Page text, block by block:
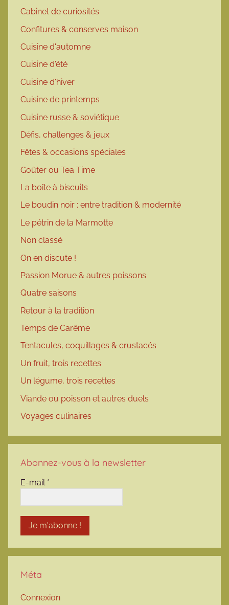
Cabinet de curiosités
Confitures & conserves maison
Cuisine d'automne
Cuisine d'été
Cuisine d'hiver
Cuisine de printemps
Cuisine russe & soviétique
Défis, challenges & jeux
Fêtes & occasions spéciales
Goûter ou Tea Time
La boîte à biscuits
Le boudin noir : entre tradition & modernité
Le pétrin de la Marmotte
Non classé
On en discute !
Passion Morue & autres poissons
Quatre saisons
Retour à la tradition
Temps de Carême
Tentacules, coquillages & crustacés
Un fruit, trois recettes
Un légume, trois recettes
Viande ou poisson et autres duels
Voyages culinaires
Abonnez-vous à la newsletter
E-mail *
Méta
Connexion